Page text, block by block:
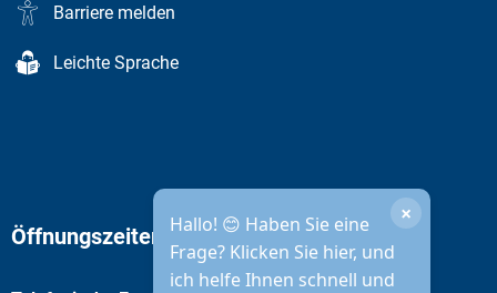
Barriere melden
Leichte Sprache
Hallo! 😊 Haben Sie eine
Frage? Klicken Sie hier, und
ich helfe Ihnen schnell und
×
Öffnungszeiten Stadtverwaltung